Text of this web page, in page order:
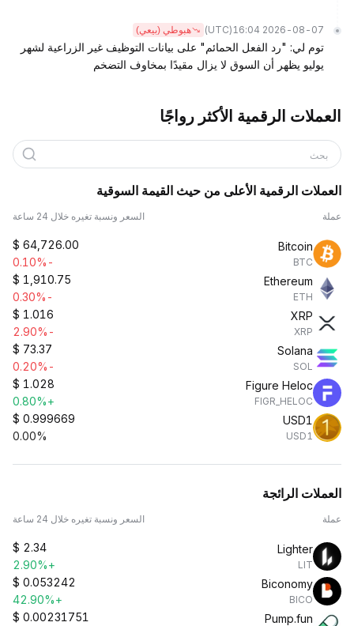
2026-08-07 16:04
(UTC) هبوطي (بيعي)
توم لي: "رد الفعل الحمائم" على بيانات التوظيف غير الزراعية لشهر
يوليو يظهر أن السوق لا يزال مقيدًا بمخاوف التضخم
العملات الرقمية الأكثر رواجًا
بحث
العملات الرقمية الأعلى من حيث القيمة السوقية
عملة السعر ونسبة تغيره خلال 24 ساعة
Bitcoin
BTC
$ 64,726.00
-0.10%
Ethereum
ETH
$ 1,910.75
-0.30%
XRP
XRP
$ 1.016
-2.90%
Solana
SOL
$ 73.37
-0.20%
Figure Heloc
FIGR_HELOC
$ 1.028
+0.80%
USD1
USD1
$ 0.999669
0.00%
العملات الرائجة
عملة السعر ونسبة تغيره خلال 24 ساعة
Lighter
LIT
$ 2.34
+2.90%
Biconomy
BICO
$ 0.053242
+42.90%
Pump.fun
$ 0.00231751